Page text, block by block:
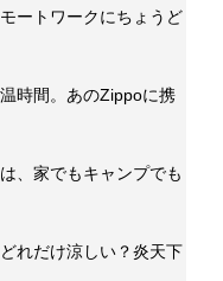
ートワークにちょうど
時間。あのZippoに携
、家でもキャンプでも
れだけ涼しい？炎天下